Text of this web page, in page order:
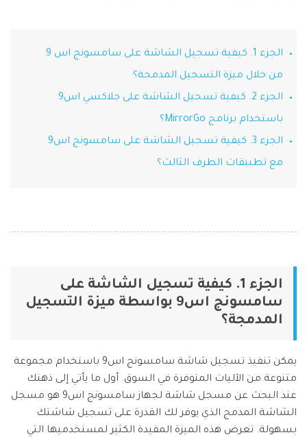
Phone Transfer
iOS & Android
عرض مجموعة الأدوات الكاملة
الجزء 1. كيفية تسجيل الشاشة على سامسونج اس 9
من خلال ميزة التسجيل المدمجة؟
الجزء 2. كيفية تسجيل الشاشة على جلاكسي اس9
باستخدام برنامج MirrorGo؟
الجزء 3. كيفية تسجيل الشاشة على سامسونج اس9
مع تطبيقات الطرف الثالث؟
الجزء 1. كيفية تسجيل الشاشة على
سامسونج اس9 بواسطة ميزة التسجيل
المدمجة؟
يمكن تنفيذ تسجيل شاشة سامسونج اس9 باستخدام مجموعة
متنوعة من الآليات المتوفرة في السوق. أول ما يأتي إلى ذهنك
عند البحث عن مسجل شاشة لجهاز سامسونج اس9 هو مسجل
الشاشة المدمج الذي يوفر لك القدرة على تسجيل شاشتك
بسهولة. تعرض هذه الميزة المفيدة الكثير لمستخدميها التي